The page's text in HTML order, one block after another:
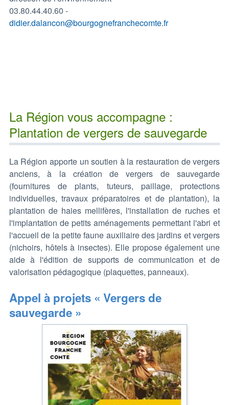
03.80.44.40.60 -
didier.dalancon@bourgognefranchecomte.fr
La Région vous accompagne :
Plantation de vergers de sauvegarde
La Région apporte un soutien à la restauration de vergers
anciens, à la création de vergers de sauvegarde
(fournitures de plants, tuteurs, paillage, protections
individuelles, travaux préparatoires et de plantation), la
plantation de haies mellifères, l'installation de ruches et
l'implantation de petits aménagements permettant l'abri et
l'accueil de la petite faune auxiliaire des jardins et vergers
(nichoirs, hôtels à insectes). Elle propose également une
aide à l'édition de supports de communication et de
valorisation pédagogique (plaquettes, panneaux).
Appel à projets « Vergers de
sauvegarde »